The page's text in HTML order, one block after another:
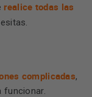
realice todas las
complicadas,
funcionar.